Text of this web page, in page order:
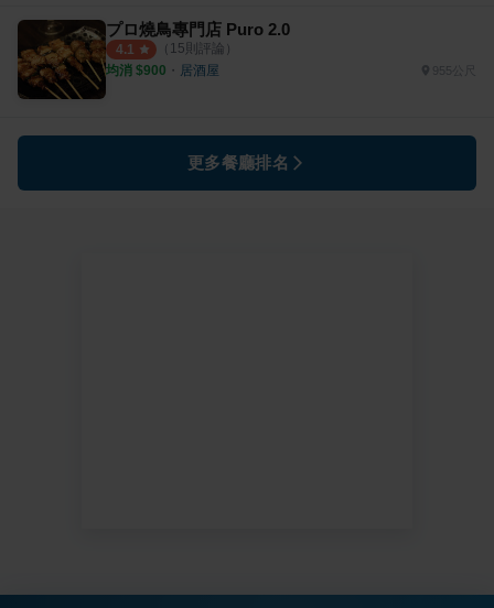
プロ燒鳥專門店 Puro 2.0
4.1 （ 15則評論）
均消 $900 ・ 居酒屋 955公尺
更多餐廳排名